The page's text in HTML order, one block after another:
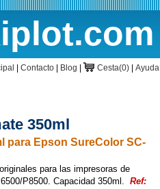
Contacto Blog CestaCesta(0) Ayuda
350ml
para Epson SureColor SC-
para las impresoras de
P8500. Capacidad 350ml. Ref: